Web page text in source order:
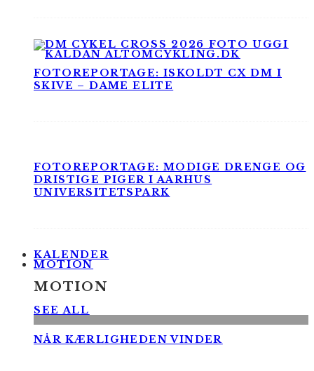
FOTOREPORTAGE: ISKOLDT CX DM I
SKIVE – DAME ELITE
FOTOREPORTAGE: MODIGE DRENGE OG
DRISTIGE PIGER I AARHUS
UNIVERSITETSPARK
KALENDER
MOTION
MOTION
SEE ALL
NÅR KÆRLIGHEDEN VINDER